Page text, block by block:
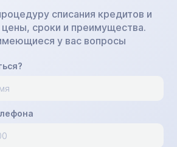
списания кредитов и
цены, сроки и преимущества.
у вас вопросы